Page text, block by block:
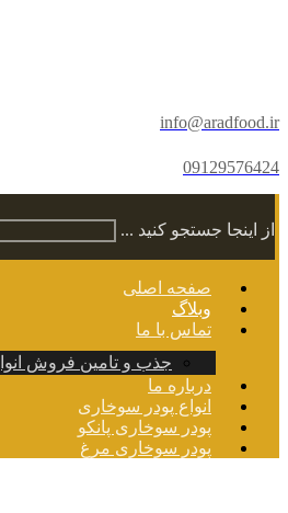
info@aradfood.ir
09129576424
از اینجا جستجو کنید ...
صفحه اصلی
وبلاگ
تماس با ما
جذب و تامین فروش
درباره ما
انواع پودر سوخاری
پودر سوخاری پانکو
پودر سوخاری مرغ